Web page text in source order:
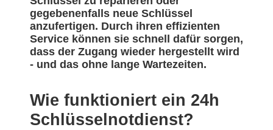
gegebenenfalls neue Schlüssel
anzufertigen. Durch ihren effizienten
Service können sie schnell dafür sorgen,
dass der Zugang wieder hergestellt wird
- und das ohne lange Wartezeiten.
Wie funktioniert ein 24h
Schlüsselnotdienst?